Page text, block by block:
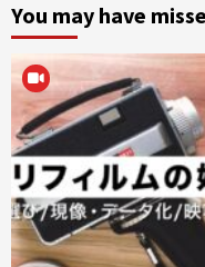
You may have